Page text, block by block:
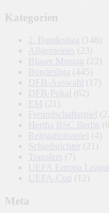
Kategorien
2. Bundesliga (148)
Allgemeines (23)
Blauer Montag (22)
Bundesliga (445)
DFB-Auswahl
(17)
DFB-Pokal (62)
EM (21)
Freundschaftsspiel
Hertha BSC Berlin
Relegationsspiel (4)
Schiedsrichter
(21)
Transfers (7)
UEFA Europa
UEFA-Cup (12)
Meta